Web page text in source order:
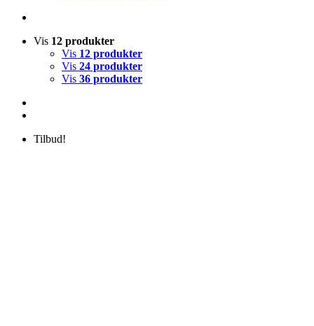
Vis 12 produkter
Vis 12 produkter
Vis 24 produkter
Vis 36 produkter
Tilbud!